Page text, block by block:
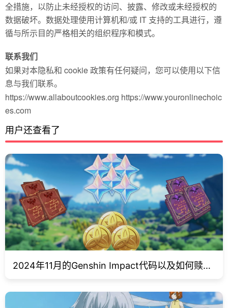
全措施，以防止未经授权的访问、披露、修改或未经授权的
数据破坏。数据处理使用计算机和/或 IT 支持的工具进行，遵
循与所示目的严格相关的组织程序和模式。
联系我们
如果对本隐私和 cookie 政策有任何疑问，您可以使用以下信
息与我们联系。
https://www.allaboutcookies.org https://www.youronlinechoic
es.com
用户还查看了
2024年11月的Genshin Impact代码以及如何赎回